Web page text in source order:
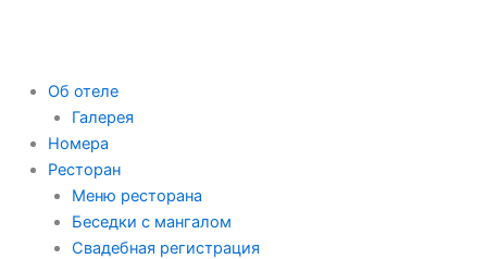
Об отеле
Галерея
Номера
Ресторан
Меню ресторана
Беседки с мангалом
Свадебная регистрация